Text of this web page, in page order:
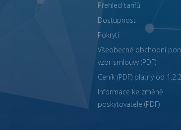
Přehled tarifů
Dostupnost
Pokrytí
Všeobecné obchodní
vzor smlouvy (PDF)
Ceník (PDF) platný od
Informace ke změně
poskytovatele (PDF)